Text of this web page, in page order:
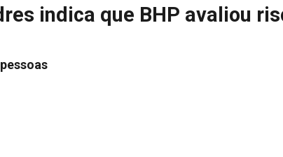
indica que BHP avaliou